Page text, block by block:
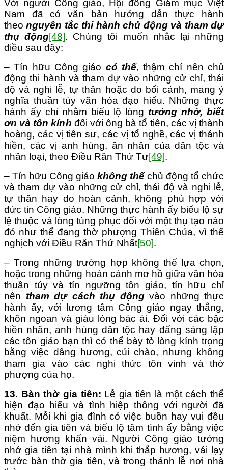
Với người Công giáo, Hội đồng Giám mục Việt
Nam đã có văn bản hướng dẫn thực hành
theonguyên tắc thi hành chủ động và tham dự
thụ động[48]. Chúng tôi muốn nhắc lại những
điều sau đây:
– Tín hữu Công giáo có thể, thậm chí nên chủ
động thi hành và tham dự vào những cử chỉ, thái
độ và nghi lễ, tự thân hoặc do bối cảnh, mang ý
nghĩa thuần túy văn hóa đạo hiếu. Những thực
hành ấy chỉ nhằm biểu lộ lòngtưởng nhớ, biết
ơn và tôn kính đối với ông bà tổ tiên, các vị thành
hoàng, các vị tiên sư, các vị tổ nghề, các vị thánh
hiền, các vị anh hùng, ân nhân của dân tộc và
nhân loại, theo Điều Răn Thứ Tư[49].
– Tín hữu Công giáo không thểchủ động tổ chức
và tham dự vào những cử chỉ, thái độ và nghi lễ,
tự thân hay do hoàn cảnh, không phù hợp với
đức tin Công giáo. Những thực hành ấy biểu lộ sự
lệ thuộc và lòng tùng phục đối với một thụ tạo nào
đó như thể đang thờ phượng Thiên Chúa, vì thế
nghịch với Điều Răn Thứ Nhất[50].
– Trong những trường hợp không thể lựa chọn,
hoặc trong những hoàn cảnh mơ hồ giữa văn hóa
thuần túy và tín ngưỡng tôn giáo, tín hữu chỉ
nên tham dự cách thụ độngvào những thực
hành ấy, với lương tâm Công giáo ngay thẳng,
khôn ngoan và giàu lòng bác ái. Đối với các bậc
hiền nhân, anh hùng dân tộc hay đấng sáng lập
các tôn giáo bạn thì có thể bày tỏ lòng kính trọng
bằng việc dâng hương, cúi chào, nhưng không
tham gia vào các nghi thức tôn vinh và thờ
phượng của họ.
13. Bàn thờ gia tiên: Lễ gia tiên là một cách thể
hiện đạo hiếu và tình hiệp thông với người đã
khuất. Mỗi khi gia đình có việc buồn hay vui đều
nhớ đến gia tiên và biểu lộ tâm tình ấy bằng việc
niệm hương khấn vái. Người Công giáo tưởng
nhớ gia tiên tại nhà mình khi thắp hương, vái lạy
trước bàn thờ gia tiên, và trong thánh lễ nơi nhà